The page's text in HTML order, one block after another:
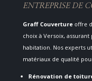
ENTREPRISE DE
Graff Couvertureoffre
choix à Versoix,
habitation. Nos experts
matériaux de qualité
Rénovation de